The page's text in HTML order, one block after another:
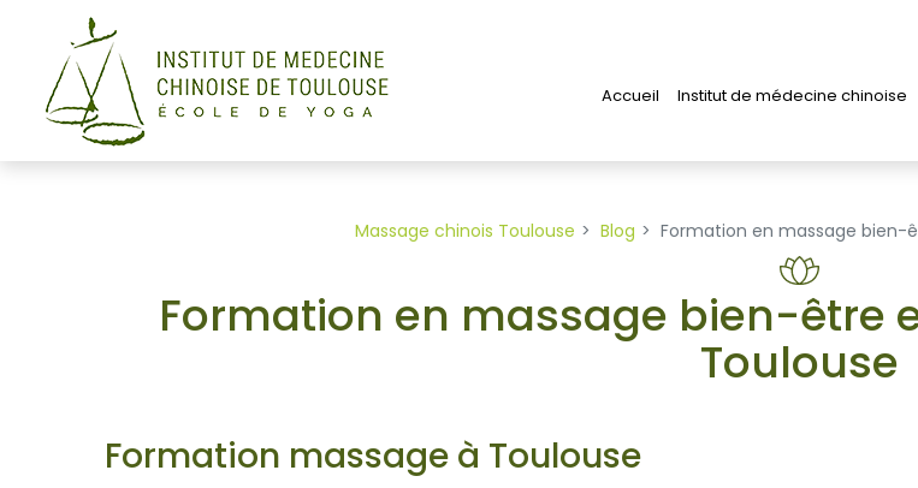
Accueil
Institut de médecine chinoise
Massage chinois Toulouse Blog Formation en massage bien-
Formation en massage bien-être
Toulouse
Formation massage à Toulouse
Panneau de gestion des cookies